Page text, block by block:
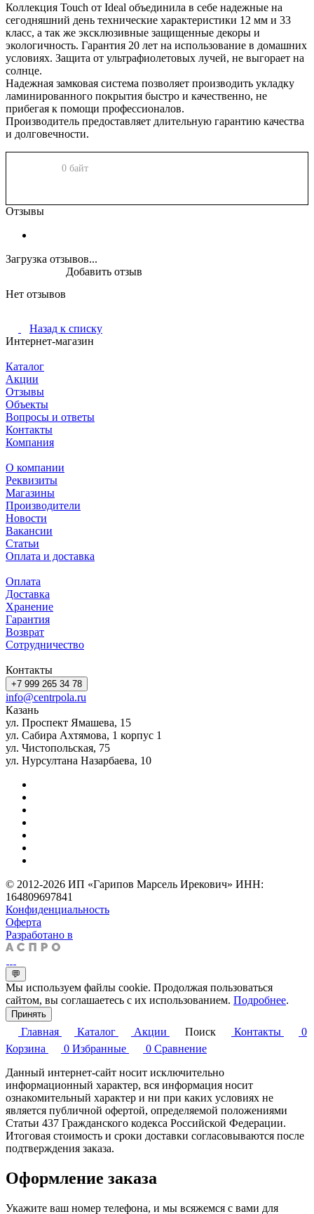
Коллекция Touch от Ideal объединила в себе надежные на
сегодняшний день технические характеристики 12 мм и 33
класс, а так же эксклюзивные защищенные декоры и
экологичность. Гарантия 20 лет на использование в домашних
условиях. Защита от ультрафиолетовых лучей, не выгорает на
солнце.
Надежная замковая система позволяет производить укладку
ламинированного покрытия быстро и качественно, не
прибегая к помощи профессионалов.
Производитель предоставляет длительную гарантию качества
и долговечности.
0 байт
Отзывы
Загрузка отзывов...
Нет отзывов
Добавить отзыв
Назад к списку
Интернет-магазин
Каталог
Акции
Отзывы
Объекты
Вопросы и ответы
Контакты
Компания
О компании
Реквизиты
Магазины
Производители
Новости
Вакансии
Статьи
Оплата и доставка
Оплата
Доставка
Хранение
Гарантия
Возврат
Сотрудничество
Контакты
+7 999 265 34 78
info@centrpola.ru
Казань
ул. Проспект Ямашева, 15
ул. Сабира Ахтямова, 1 корпус 1
ул. Чистопольская, 75
ул. Нурсултана Назарбаева, 10
© 2012-2026 ИП «Гарипов Марсель Ирекович» ИНН:
164809697841
Конфиденциальность
Оферта
Разработано в
💬
Мы используем файлы cookie. Продолжая пользоваться
сайтом, вы соглашаетесь с их использованием. Подробнее.
Принять
Главная Каталог Акции Поиск Контакты
0
Корзина
0 Избранные 0 Сравнение
Данный интернет-сайт носит исключительно
информационный характер, вся информация носит
ознакомительный характер и ни при каких условиях не
является публичной офертой, определяемой положениями
Статьи 437 Гражданского кодекса Российской Федерации.
Итоговая стоимость и сроки доставки согласовываются после
подтверждения заказа.
Оформление заказа
Укажите ваш номер телефона, и мы всяжемся с вами для